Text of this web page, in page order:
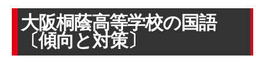
大阪桐蔭高等学校の国語
〔傾向と対策〕